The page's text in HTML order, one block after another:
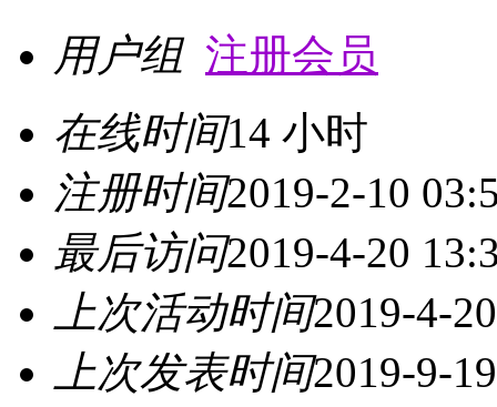
用户组 注册会员
在线时间14 小时
注册时间2019-2-10
最后访问2019-4-20
上次活动时间2019-4-
上次发表时间2019-9-